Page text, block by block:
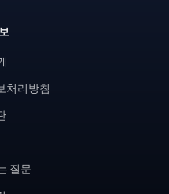
처리방침
질문